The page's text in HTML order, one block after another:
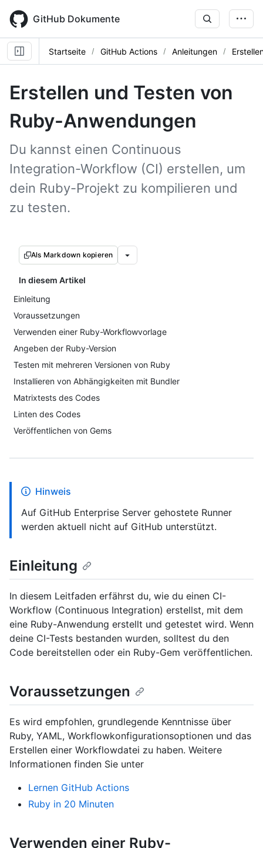
main
content
GitHub Dokumente
Startseite GitHub Actions Anleitungen
Erstellen und Testen von
Ruby-Anwendungen
Du kannst einen Continuous
Integration-Workflow (CI) erstellen, um
dein Ruby-Projekt zu kompilieren und
zu testen.
Als Markdown kopieren
In diesem Artikel
Einleitung
Voraussetzungen
Verwenden einer Ruby-Workflowvorlage
Angeben der Ruby-Version
Testen mit mehreren Versionen von Ruby
Installieren von Abhängigkeiten mit Bundler
Matrixtests des Codes
Linten des Codes
Veröffentlichen von Gems
Hinweis
Auf GitHub Enterprise Server gehostete Runner
werden aktuell nicht auf GitHub unterstützt.
Einleitung
In diesem Leitfaden erfährst du, wie du einen CI-
Workflow (Continuous Integration) erstellst, mit dem
eine Ruby-Anwendung erstellt und getestet wird. Wenn
deine CI-Tests bestanden wurden, solltest du den
Code bereitstellen oder ein Ruby-Gem veröffentlichen.
Voraussetzungen
Es wird empfohlen, grundlegende Kenntnisse über
Ruby, YAML, Workflowkonfigurationsoptionen und das
Erstellen einer Workflowdatei zu haben. Weitere
Informationen finden Sie unter
Lernen GitHub Actions
Ruby in 20 Minuten
Verwenden einer Ruby-